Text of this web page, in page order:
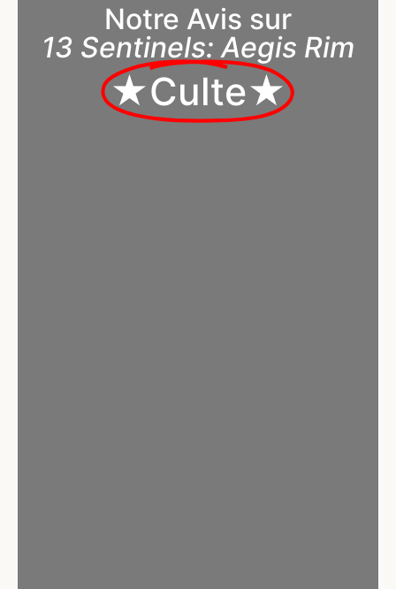
Notre Avis sur
13 Sentinels: Aegis Rim
★Culte★